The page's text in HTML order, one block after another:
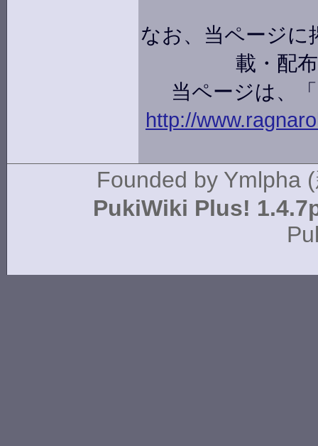
なお、当ページに
載・配
当ページは、
http://
Founded by Ymlpha
PukiWiki Plus!